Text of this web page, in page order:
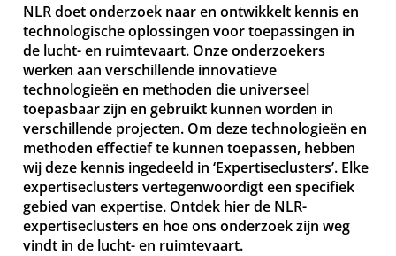
NLR doet onderzoek naar en ontwikkelt kennis en
technologische oplossingen voor toepassingen in
de lucht- en ruimtevaart. Onze onderzoekers
werken aan verschillende innovatieve
technologieën en methoden die universeel
toepasbaar zijn en gebruikt kunnen worden in
verschillende projecten. Om deze technologieën en
methoden effectief te kunnen toepassen, hebben
wij deze kennis ingedeeld in ‘Expertiseclusters’. Elke
expertiseclusters vertegenwoordigt een specifiek
gebied van expertise. Ontdek hier de NLR-
expertiseclusters en hoe ons onderzoek zijn weg
vindt in de lucht- en ruimtevaart.